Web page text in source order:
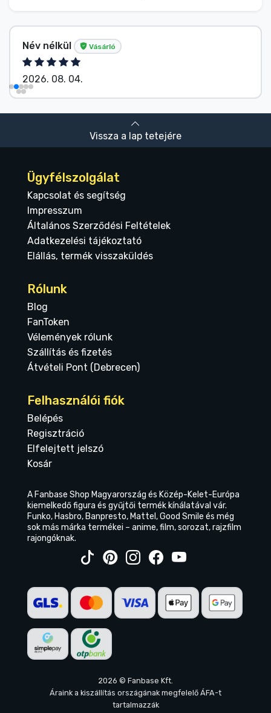
Név nélkül Vásárló
2026. 08. 04.
Vissza a lap tetejére
Ügyfélszolgálat
Kapcsolat és segítség
Impresszum
Általános Szerződési Feltételek
Adatkezelési tájékoztató
Elállás, termék visszaküldés
Rólunk
Blog
FanToken
Vélemények rólunk
Szállítás és fizetés
Átvételi Pont (Debrecen)
Felhasználói fiók
Belépés
Regisztráció
Elfelejtett jelszó
Kosár
A Fanbase Shop Magyarország és Közép-Kelet-Európa
kiemelkedő figura és gyűjtői termék kínálatával vár.
Funko, Hasbro, Banpresto, Mattel, Good Smile és még
sok más márka termékei – anime, film, sorozat, rajzfilm
rajongóknak.
2026 © Fanbase Kft.
Áraink a kiszállítás országának megfelelő ÁFA-t
tartalmazzák